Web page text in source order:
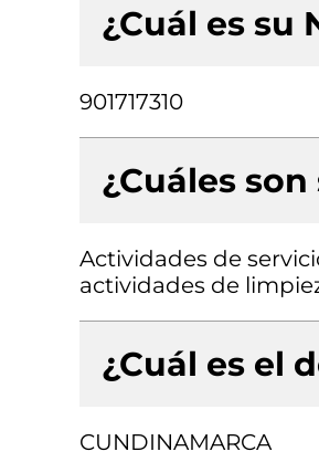
¿Cuál es su
901717310
¿Cuáles
Actividades de
actividades de
¿Cuál es el
CUNDINAMARCA